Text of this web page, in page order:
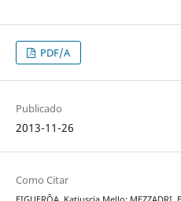
PDF/A
Publicado
2013-11-26
Como Citar